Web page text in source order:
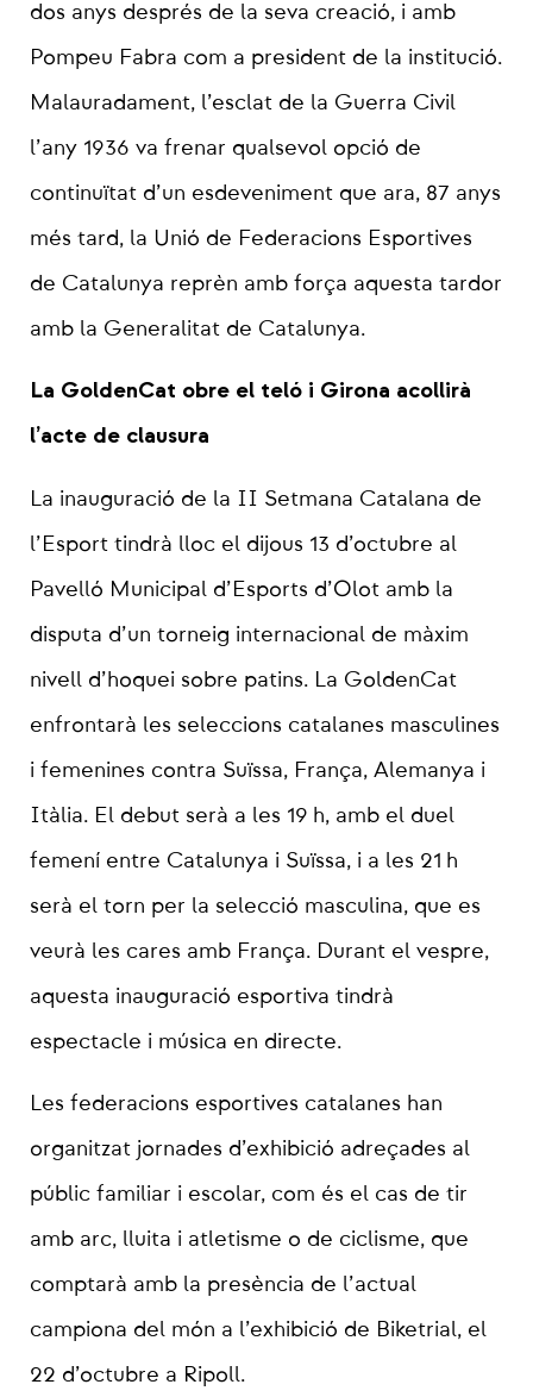
dos anys després de la seva creació, i amb
Pompeu Fabra com a president de la institució.
Malauradament, l’esclat de la Guerra Civil
l’any 1936 va frenar qualsevol opció de
continuïtat d’un esdeveniment que ara, 87 anys
més tard, la Unió de Federacions Esportives
de Catalunya reprèn amb força aquesta tardor
amb la Generalitat de Catalunya.
La GoldenCat obre el teló i Girona acollirà
l’acte de clausura
La inauguració de la II Setmana Catalana de
l’Esport tindrà lloc el dijous 13 d’octubre al
Pavelló Municipal d’Esports d’Olot amb la
disputa d’un torneig internacional de màxim
nivell d’hoquei sobre patins. La GoldenCat
enfrontarà les seleccions catalanes masculines
i femenines contra Suïssa, França, Alemanya i
Itàlia. El debut serà a les 19 h, amb el duel
femení entre Catalunya i Suïssa, i a les 21 h
serà el torn per la selecció masculina, que es
veurà les cares amb França. Durant el vespre,
aquesta inauguració esportiva tindrà
espectacle i música en directe.
Les federacions esportives catalanes han
organitzat jornades d’exhibició adreçades al
públic familiar i escolar, com és el cas de tir
amb arc, lluita i atletisme o de ciclisme, que
comptarà amb la presència de l’actual
campiona del món a l’exhibició de Biketrial, el
22 d’octubre a Ripoll.